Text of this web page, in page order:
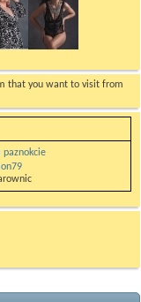
that you want to visit from